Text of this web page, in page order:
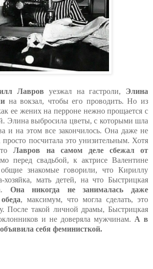
Лавров уезжал на гастроли, Элина
на вокзал, чтобы его проводить. Но из
ее жених на перроне нежно прощается с
Элина выбросила цветы, с которыми шла
и на этом все закончилось. Она даже не
просто посчитала это унизительным. Хотя
Лавров на самом деле сбежал от
перед свадьбой, к актрисе Валентине
знакомые говорили, что Кириллу
мать детей, на что Быстрицкая
Она никогда не занималась даже
, максимум, что могла сделать, это
После такой личной драмы, Быстрицкая
и не доверяла мужчинам. А в
себя феминисткой.